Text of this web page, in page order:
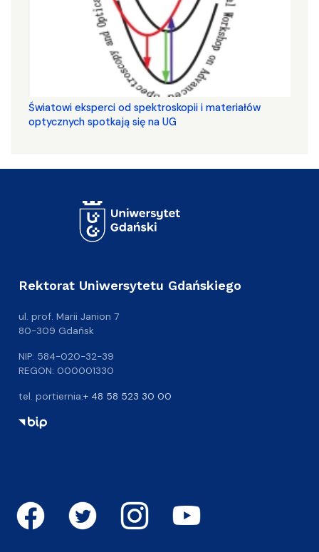
Światowi eksperci od spektroskopii i materiałów
optycznych spotkają się na UG
Rektorat Uniwersytetu Gdańskiego
ul. prof. Marii Janion 7
80-309 Gdańsk
NIP: 584-020-32-39
REGON: 000001330
tel. portiernia:+ 48 58 523 30 00